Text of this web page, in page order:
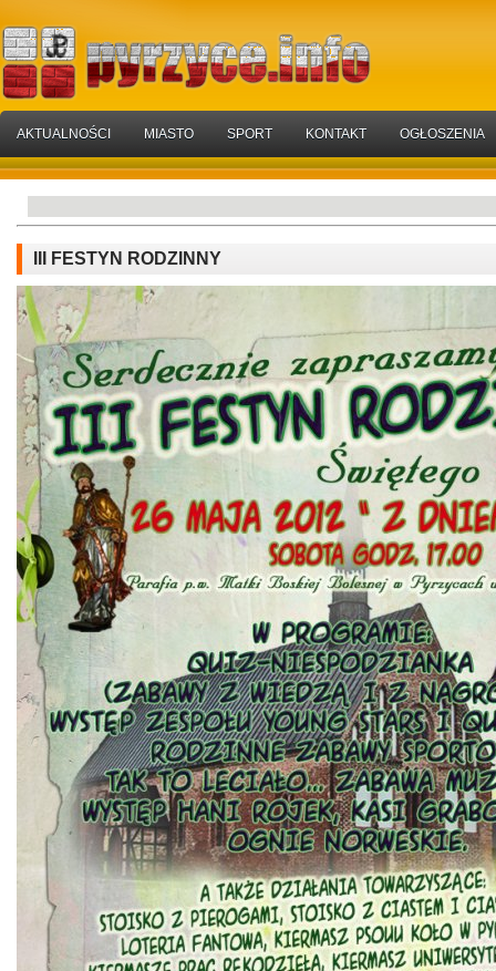
AKTUALNOŚCI MIASTO SPORT KONTAKT OGŁOSZENIA
III FESTYN RODZINNY